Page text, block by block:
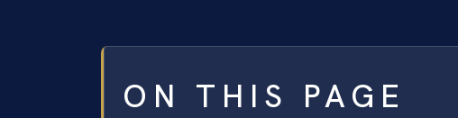
ON THIS PAGE